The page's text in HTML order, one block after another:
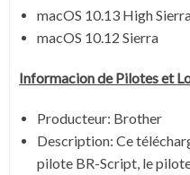
macOS 10.13 High
macOS 10.12 Sierra
Informacion de Pilotes et
Producteur: Brother
Description: Ce
pilote BR-Script, le